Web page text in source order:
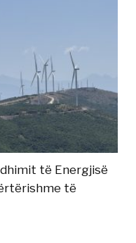
të Energjisë
të